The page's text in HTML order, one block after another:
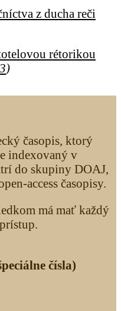
z ducha reči
rétorikou
)
časopis, ktorý
indexovaný v
do skupiny DOAJ,
access časopisy.
má mať každý
čísla)